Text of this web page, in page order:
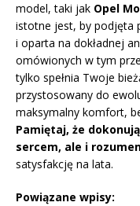
model, taki jak Opel
istotne jest, by podjęta
i oparta na dokładnej
omówionych w tym
tylko spełnia Twoje
przystosowany do
maksymalny komfort,
Pamiętaj, że
sercem, ale i
satysfakcję na lata.
Powiązane wpisy: